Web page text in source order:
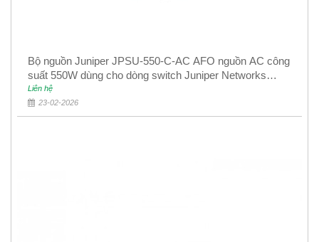
Bộ nguồn Juniper JPSU-550-C-AC AFO nguồn AC công
suất 550W dùng cho dòng switch Juniper Networks
EX4400
Liên hệ
23-02-2026